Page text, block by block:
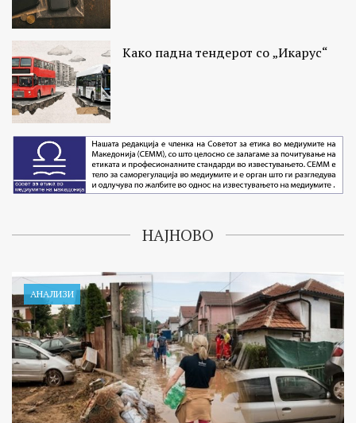
Како падна тендерот со „Икарус“
НАЈНОВО
АНАЛИЗИ